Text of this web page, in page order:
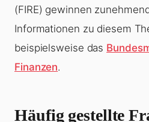
(FIRE) gewinnen
Informationen zu diesem
beispielsweise das
Finanzen.
Häufig gestellte